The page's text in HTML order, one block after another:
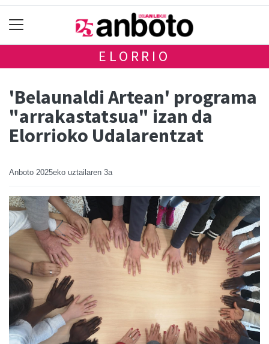
ELORRIO
'Belaunaldi Artean' programa
"arrakastatsua" izan da
Elorrioko Udalarentzat
Anboto 2025eko uztailaren 3a